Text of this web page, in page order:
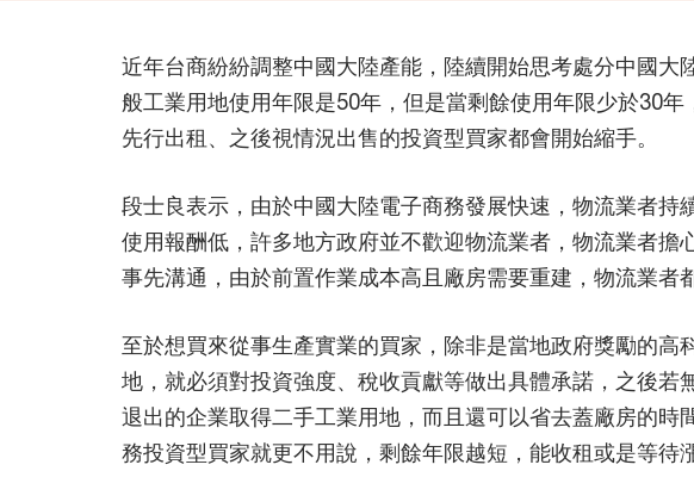
近年台商紛紛調整中國大陸產能，陸續開始思考處分中國
般工業用地使用年限是50年，但是當剩餘使用年限少於30
先行出租、之後視情況出售的投資型買家都會開始縮手。
段士良表示，由於中國大陸電子商務發展快速，物流業者
使用報酬低，許多地方政府並不歡迎物流業者，物流業者
事先溝通，由於前置作業成本高且廠房需要重建，物流業者
至於想買來從事生產實業的買家，除非是當地政府獎勵的
地，就必須對投資強度、稅收貢獻等做出具體承諾，之後
退出的企業取得二手工業用地，而且還可以省去蓋廠房的
務投資型買家就更不用說，剩餘年限越短，能收租或是等待